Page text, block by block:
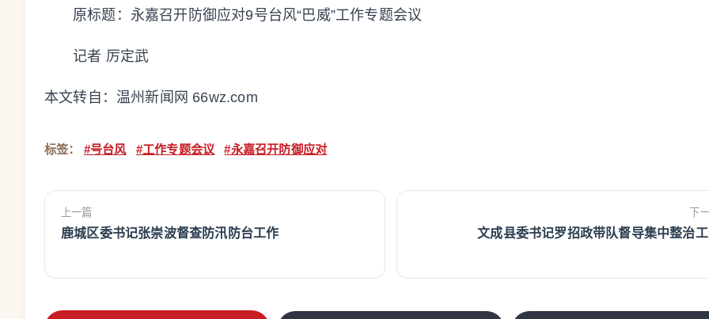
原标题： 永嘉召开防御应对9号台风“巴威”工作专题会议
记者 厉定武
本文转自： 温州新闻网 66wz.com
标签： #号台风 #工作专题会议 #永嘉召开防御应对
上一篇
鹿城区委书记张崇波督查防汛防台工作
下
文成县委书记罗招政带队督导集中整治